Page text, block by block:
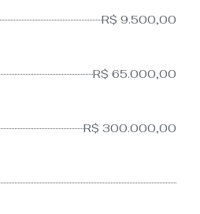
R$ 9.500,00
R$ 65.000,00
R$ 300.000,00